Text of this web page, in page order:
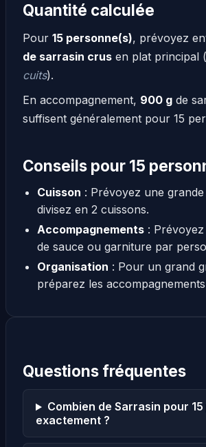
Quantité calculée
Pour 15 personne(s), prévoyez
de sarrasin crus en plat principal
cuits).
En accompagnement, 900 g de
suffisent généralement pour 15
Conseils pour 15
Cuisson : Prévoyez une
divisez en 2 cuissons.
Accompagnements: Prévoyez
de sauce ou garniture par
Organisation : Pour un grand
préparez les
Questions fréquentes
Combien de Sarrasin pour
exactement ?